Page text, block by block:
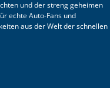
und der streng geheimen
echte Auto-Fans und
aus der Welt der schnellen